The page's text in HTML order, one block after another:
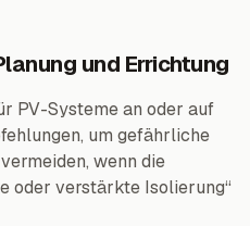
und Errichtung
PV-Systeme an oder auf
um gefährliche
wenn die
oder verstärkte Isolierung“